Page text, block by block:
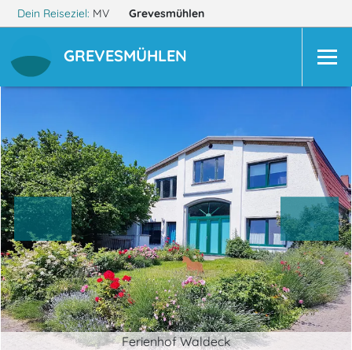
Dein Reiseziel: MV Grevesmühlen
GREVESMÜHLEN
Ferienhof Waldeck